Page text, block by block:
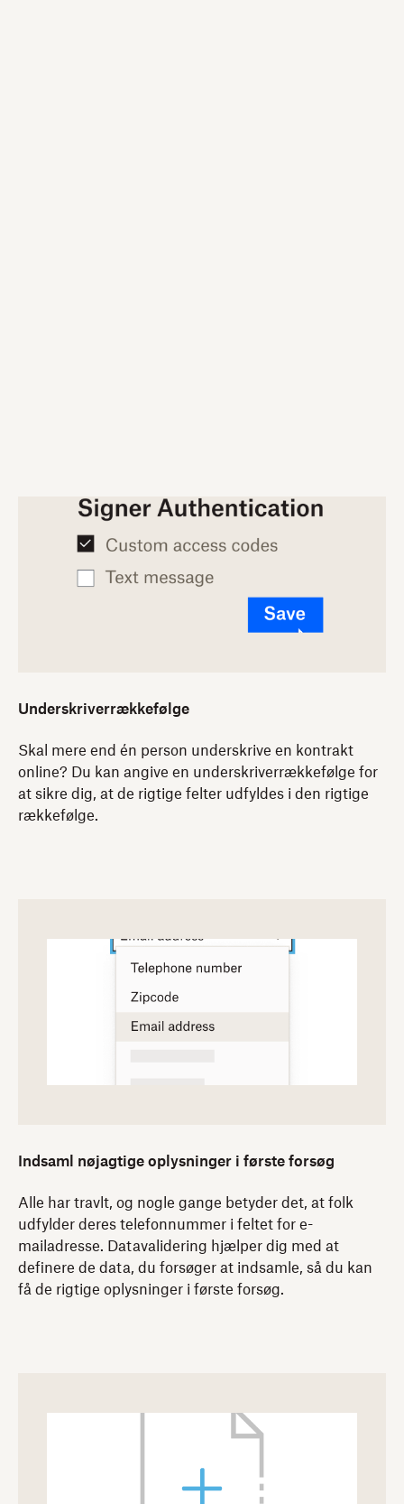
Underskriverrækkefølge
Skal mere end én person underskrive en kontrakt
online? Du kan angive en underskriverrækkefølge for
at sikre dig, at de rigtige felter udfyldes i den rigtige
rækkefølge.
Indsaml nøjagtige oplysninger i første forsøg
Alle har travlt, og nogle gange betyder det, at folk
udfylder deres telefonnummer i feltet for e-
mailadresse. Datavalidering hjælper dig med at
definere de data, du forsøger at indsamle, så du kan
få de rigtige oplysninger i første forsøg.